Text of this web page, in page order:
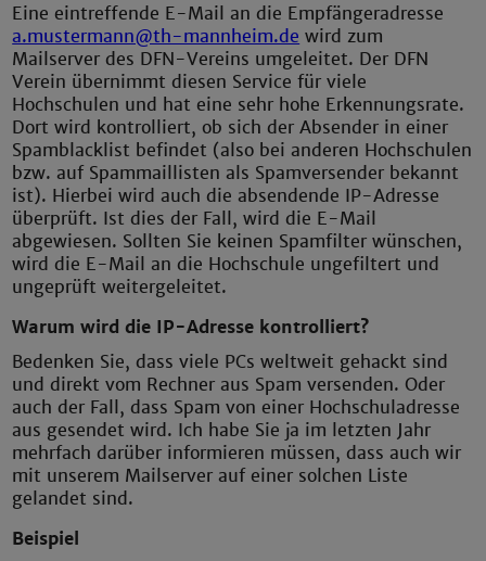
Eine eintreffende E-Mail an die Empfängeradresse
a.mustermann@th-mannheim.de wird zum
Mailserver des DFN-Vereins umgeleitet. Der DFN
Verein übernimmt diesen Service für viele
Hochschulen und hat eine sehr hohe Erkennungsrate.
Dort wird kontrolliert, ob sich der Absender in einer
Spamblacklist befindet (also bei anderen Hochschulen
bzw. auf Spammaillisten als Spamversender bekannt
ist). Hierbei wird auch die absendende IP-Adresse
überprüft. Ist dies der Fall, wird die E-Mail
abgewiesen. Sollten Sie keinen Spamfilter wünschen,
wird die E-Mail an die Hochschule ungefiltert und
ungeprüft weitergeleitet.
Warum wird die IP-Adresse kontrolliert?
Bedenken Sie, dass viele PCs weltweit gehackt sind
und direkt vom Rechner aus Spam versenden. Oder
auch der Fall, dass Spam von einer Hochschuladresse
aus gesendet wird. Ich habe Sie ja im letzten Jahr
mehrfach darüber informieren müssen, dass auch wir
mit unserem Mailserver auf einer solchen Liste
gelandet sind.
Beispiel